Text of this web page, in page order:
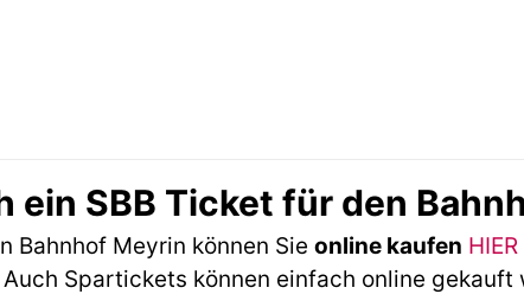
ein SBB Ticket für den
Bahnhof Meyrin können Sie online kaufen
Spartickets können einfach online gekauft